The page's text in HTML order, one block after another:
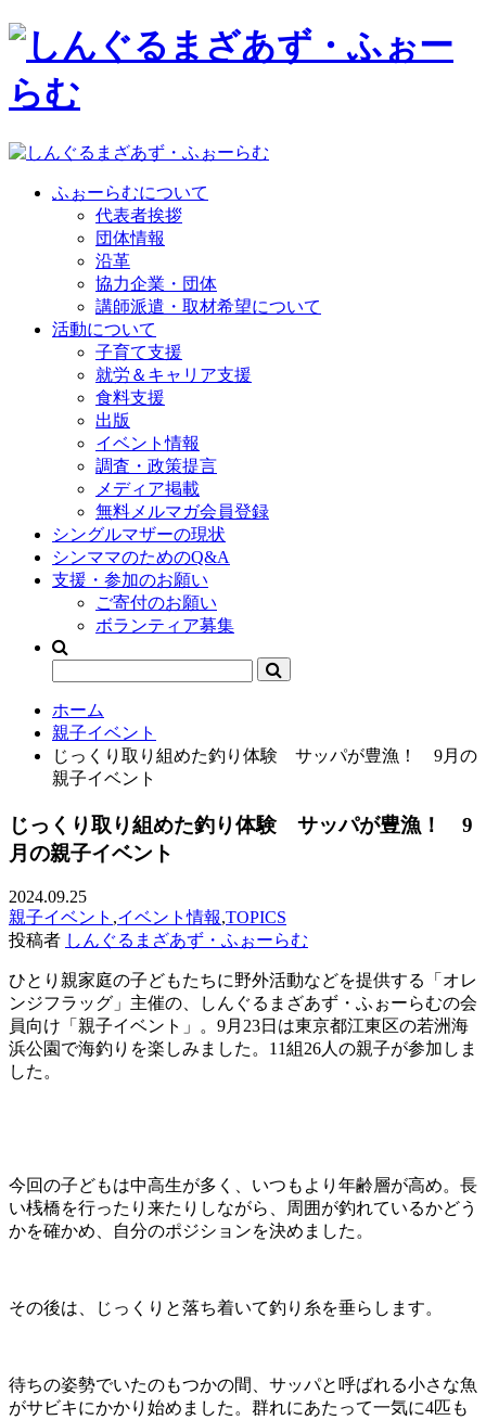
ふぉーらむについて
代表者挨拶
団体情報
沿革
協力企業・団体
講師派遣・取材希望について
活動について
子育て支援
就労＆キャリア支援
食料支援
出版
イベント情報
調査・政策提言
メディア掲載
無料メルマガ会員登録
シングルマザーの現状
シンママのためのQ&A
支援・参加のお願い
ご寄付のお願い
ボランティア募集
ホーム
親子イベント
じっくり取り組めた釣り体験 サッパが豊漁！ 9月の
親子イベント
じっくり取り組めた釣り体験 サッパが豊漁！ 9
月の親子イベント
2024.09.25
親子イベント ,イベント情報,TOPICS
投稿者 しんぐるまざあず・ふぉーらむ
ひとり親家庭の子どもたちに野外活動などを提供する「オレ
ンジフラッグ」主催の、しんぐるまざあず・ふぉーらむの会
員向け「親子イベント」。9月23日は東京都江東区の若洲海
浜公園で海釣りを楽しみました。11組26人の親子が参加しま
した。
今回の子どもは中高生が多く、いつもより年齢層が高め。長
い桟橋を行ったり来たりしながら、周囲が釣れているかどう
かを確かめ、自分のポジションを決めました。
その後は、じっくりと落ち着いて釣り糸を垂らします。
待ちの姿勢でいたのもつかの間、サッパと呼ばれる小さな魚
がサビキにかかり始めました。群れにあたって一気に4匹も